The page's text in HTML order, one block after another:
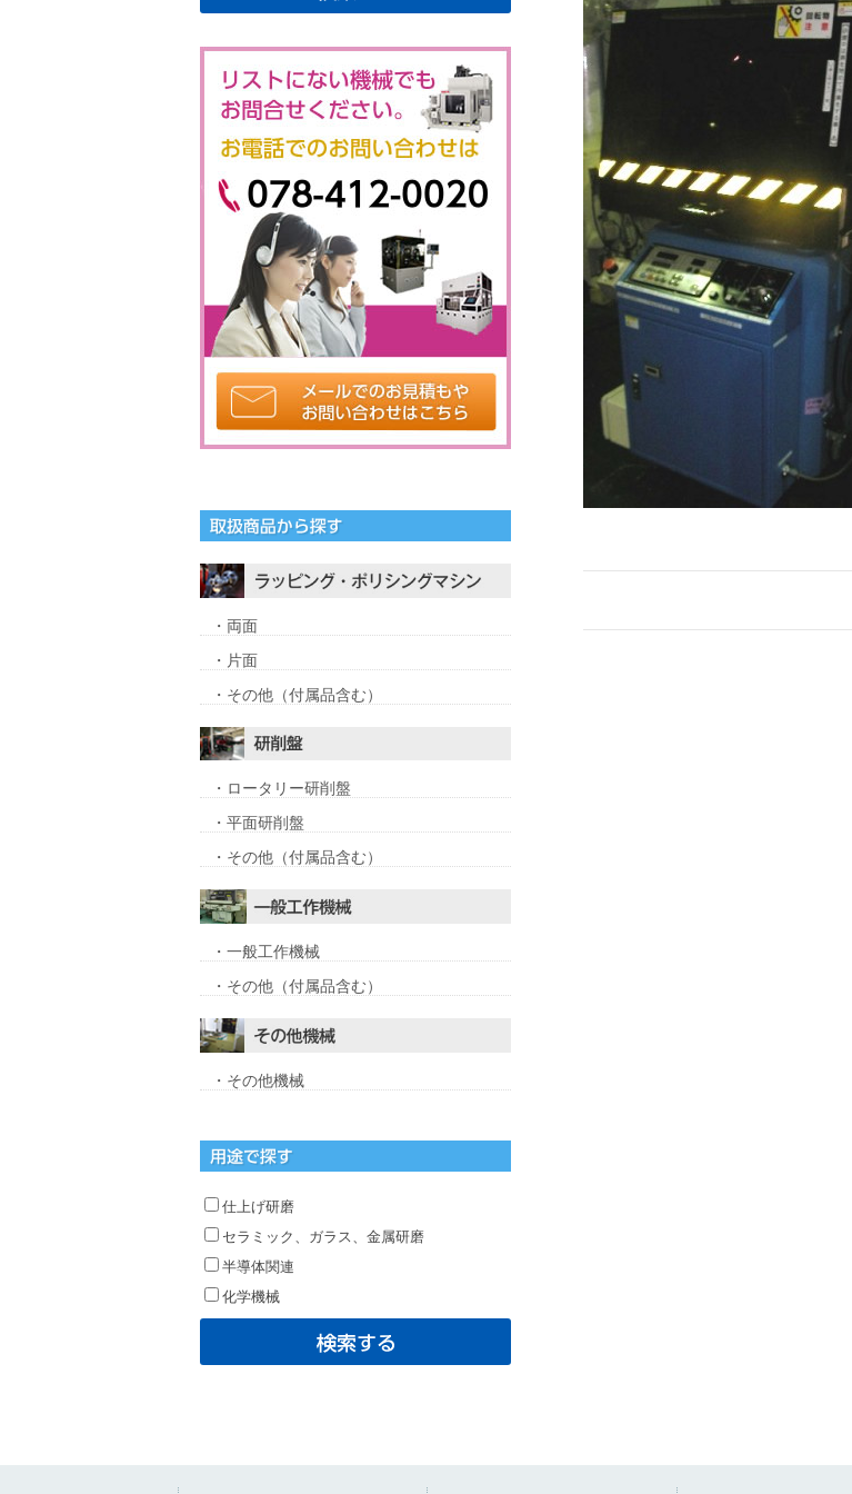
・両面
・片面
・その他（付属品含む）
・ロータリー研削盤
・平面研削盤
・その他（付属品含む）
・一般工作機械
・その他（付属品含む）
・その他機械
仕上げ研磨
セラミック、ガラス、金属研磨
半導体関連
化学機械